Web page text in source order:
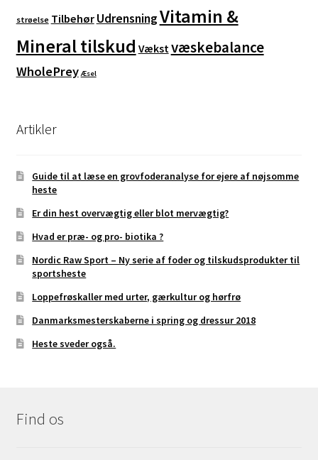
strøelse Tilbehør UdrensningVitamin &
Mineral tilskud Vækst væskebalance
WholePrey Æsel
Artikler
Guide til at læse en grovfoderanalyse for ejere af nøjsomme
heste
Er din hest overvægtig eller blot mervægtig?
Hvad er præ- og pro- biotika ?
Nordic Raw Sport – Ny serie af foder og tilskudsprodukter til
sportsheste
Loppefrøskaller med urter, gærkultur og hørfrø
Danmarksmesterskaberne i spring og dressur 2018
Heste sveder også.
Find os